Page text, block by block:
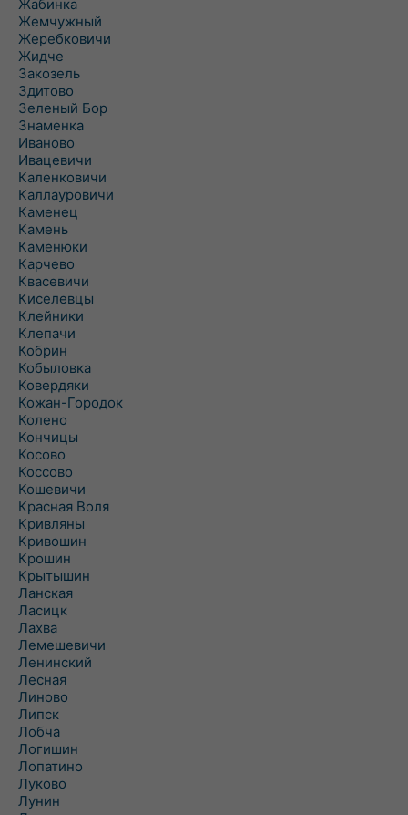
Жабинка
Жемчужный
Жеребковичи
Жидче
Закозель
Здитово
Зеленый Бор
Знаменка
Иваново
Ивацевичи
Каленковичи
Каллауровичи
Каменец
Камень
Каменюки
Карчево
Квасевичи
Киселевцы
Клейники
Клепачи
Кобрин
Кобыловка
Ковердяки
Кожан-Городок
Колено
Кончицы
Косово
Коссово
Кошевичи
Красная Воля
Кривляны
Кривошин
Крошин
Крытышин
Ланская
Ласицк
Лахва
Лемешевичи
Ленинский
Лесная
Линово
Липск
Лобча
Логишин
Лопатино
Луково
Лунин